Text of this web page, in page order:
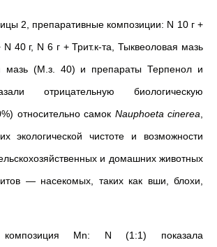
2, препаративные композиции: N 10 г +
40 г, N 6 г + Трит.к-та, Тыквеоловая мазь
мазь (М.з. 40) и препараты Терпенол и
отрицательную биологическую
относительно самок Nauphoeta cinerea,
экологической чистоте и возможности
и домашних животных
— насекомых, таких как вши, блохи,
композиция Mn: N (1:1) показала